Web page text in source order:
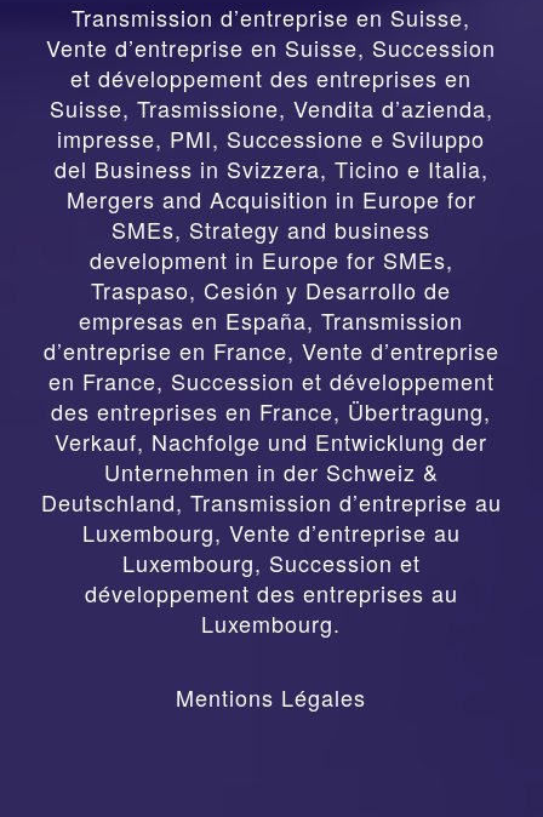
Transmission d’entreprise en Suisse,
Vente d’entreprise en Suisse, Succession
et développement des entreprises en
Suisse, Trasmissione, Vendita d’azienda,
impresse, PMI, Successione e Sviluppo
del Business in Svizzera, Ticino e Italia,
Mergers and Acquisition in Europe for
SMEs, Strategy and business
development in Europe for SMEs,
Traspaso, Cesión y Desarrollo de
empresas en España,Transmission
d’entreprise en France, Vente d’entreprise
en France, Succession et développement
des entreprises en France, Übertragung,
Verkauf, Nachfolge und Entwicklung der
Unternehmen in der Schweiz &
Deutschland, Transmission d’entreprise au
Luxembourg, Vente d’entreprise au
Luxembourg, Succession et
développement des entreprises au
Luxembourg.
Mentions Légales